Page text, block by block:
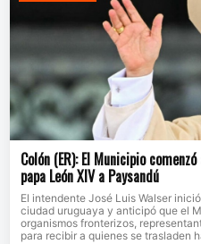
Colón (ER): El Municipio
papa León XIV a Paysandú
El intendente José Luis Walser
ciudad uruguaya y anticipó que el
organismos fronterizos,
para recibir a quienes se trasladen